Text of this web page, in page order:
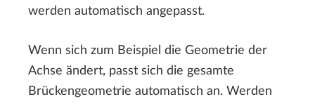
werden automatisch angepasst.
Wenn sich zum Beispiel die Geometrie der
Achse ändert, passt sich die gesamte
Brückengeometrie automatisch an. Werden